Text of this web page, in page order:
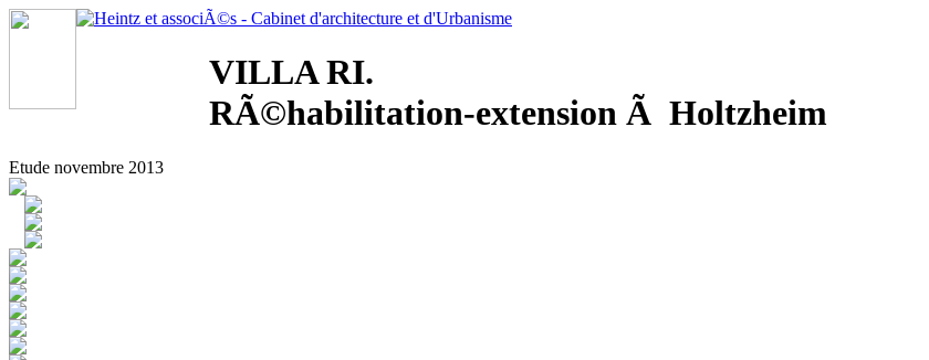
VILLA RI.
RÃ©habilitation-extension Ã Holtzheim
Etude novembre 2013